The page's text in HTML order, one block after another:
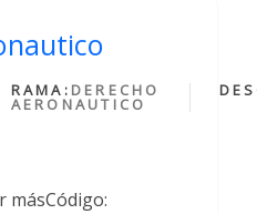
RAMA: DERECHO
AERONAUTICO
másCódigo: